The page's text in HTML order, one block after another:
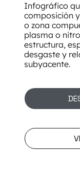
Infográfico
composición
o zona
plasma o
estructura,
desgaste y
subyacente.